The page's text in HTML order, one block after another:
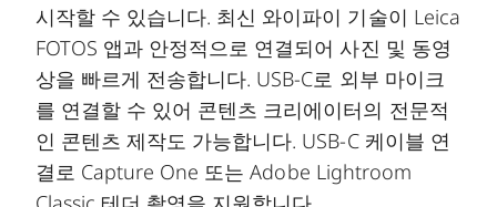
시작할 수 있습니다. 최신 와이파이 기술이 Leica
FOTOS 앱과 안정적으로 연결되어 사진 및 동영
상을 빠르게 전송합니다. USB-C로 외부 마이크
를 연결할 수 있어 콘텐츠 크리에이터의 전문적
인 콘텐츠 제작도 가능합니다. USB-C 케이블 연
결로 Capture One 또는 Adobe Lightroom